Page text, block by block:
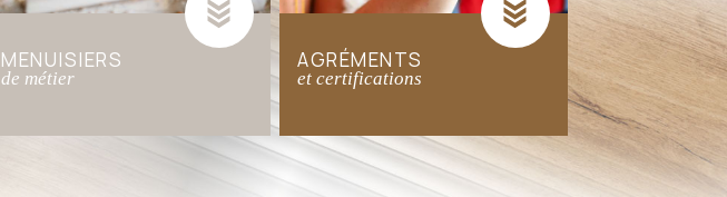
MENUISIERS
de métier
AGRÉMENTS
et certifications